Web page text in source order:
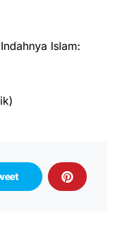
Islam: